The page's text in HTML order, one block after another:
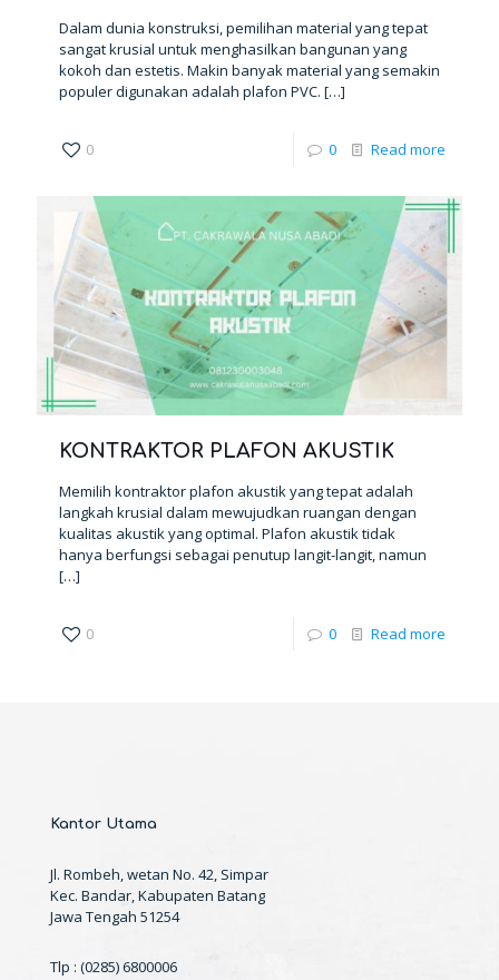
Dalam dunia konstruksi, pemilihan material yang tepat
sangat krusial untuk menghasilkan bangunan yang
kokoh dan estetis. Makin banyak material yang semakin
populer digunakan adalah plafon PVC. […]
0 0 Read more
KONTRAKTOR PLAFON AKUSTIK
Memilih kontraktor plafon akustik yang tepat adalah
langkah krusial dalam mewujudkan ruangan dengan
kualitas akustik yang optimal. Plafon akustik tidak
hanya berfungsi sebagai penutup langit-langit, namun
[…]
0 0 Read more
Kantor Utama
Jl. Rombeh, wetan No. 42, Simpar
Kec. Bandar, Kabupaten Batang
Jawa Tengah 51254
Tlp : (0285) 6800006